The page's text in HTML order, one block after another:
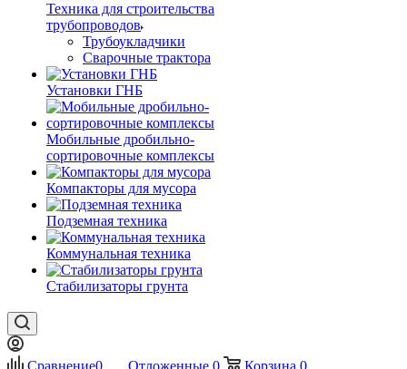
Техника для строительства
трубопроводов
Трубоукладчики
Сварочные трактора
Установки ГНБ
Мобильные дробильно-
сортировочные комплексы
Компакторы для мусора
Подземная техника
Коммунальная техника
Стабилизаторы грунта
Сравнение0 Отложенные 0 Корзина 0